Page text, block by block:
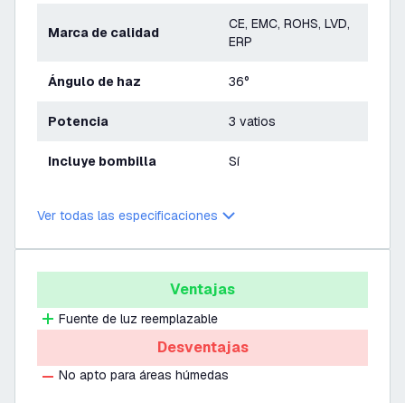
Marca de calidad
CE, EMC, ROHS, LVD,
ERP
Ángulo de haz 36°
Potencia 3 vatios
Incluye bombilla Sí
Ver todas las especificaciones
Ventajas
Fuente de luz reemplazable
Desventajas
No apto para áreas húmedas